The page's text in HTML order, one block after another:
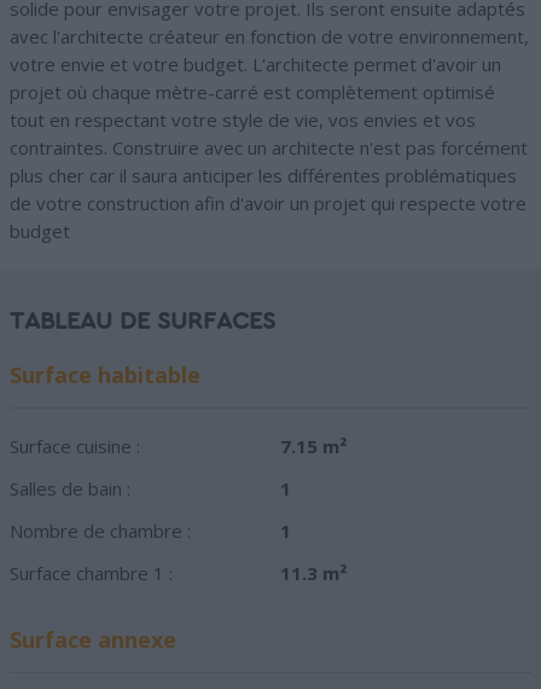
solide pour envisager votre projet. Ils seront ensuite adaptés
avec l'architecte créateur en fonction de votre environnement,
votre envie et votre budget. L'architecte permet d'avoir un
projet où chaque mètre-carré est complètement optimisé
tout en respectant votre style de vie, vos envies et vos
contraintes. Construire avec un architecte n'est pas forcément
plus cher car il saura anticiper les différentes problématiques
de votre construction afin d'avoir un projet qui respecte votre
budget
TABLEAU DE SURFACES
Surface habitable
Surface cuisine :
7.15 m²
Salles de bain :
1
Nombre de chambre :
1
Surface chambre 1 :
11.3 m²
Surface annexe